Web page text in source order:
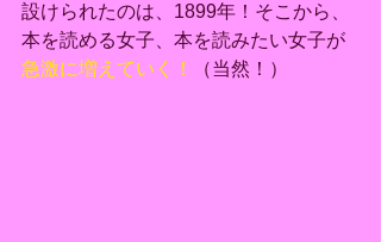
設けられたのは、1899年！そこから、
本を読める女子、本を読みたい女子が
急激に増えていく！
（当然！）